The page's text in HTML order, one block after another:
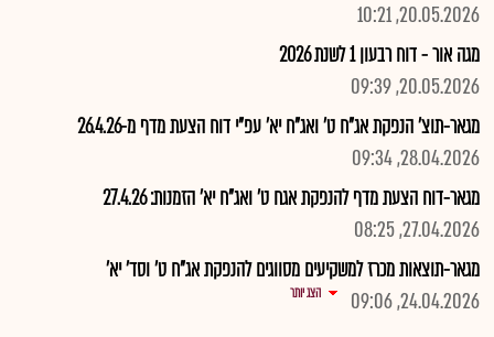
20.05.2026, 10:21
מגה אור - דוח רבעון 1 לשנת 2026
20.05.2026, 09:39
מגאר-תוצ' הנפקת אג"ח ט' ואג"ח יא' עפ"י דוח הצעת מדף מ-26.4.26
28.04.2026, 09:34
מגאר-דוח הצעת מדף להנפקת אגח ט' ואג"ח יא' הזמנות: 27.4.26
27.04.2026, 08:25
מגאר-תוצאות מכרז למשקיעים מסווגים להנפקת אג"ח ט' וסד' יא'
24.04.2026, 09:06
הצג יותר